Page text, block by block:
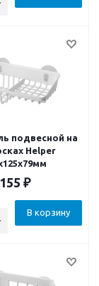
подвесной на
Helper
155 ₽
В корзину